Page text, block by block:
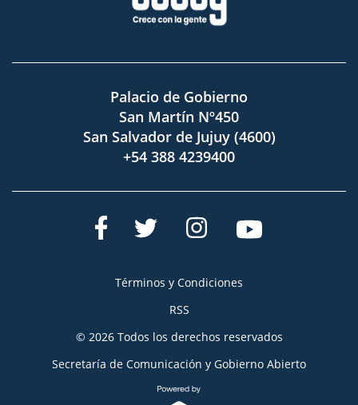
Palacio de Gobierno
San Martín Nº450
San Salvador de Jujuy (4600)
+54 388 4239400
Términos y Condiciones
RSS
© 2026 Todos los derechos reservados
Secretaría de Comunicación y Gobierno Abierto